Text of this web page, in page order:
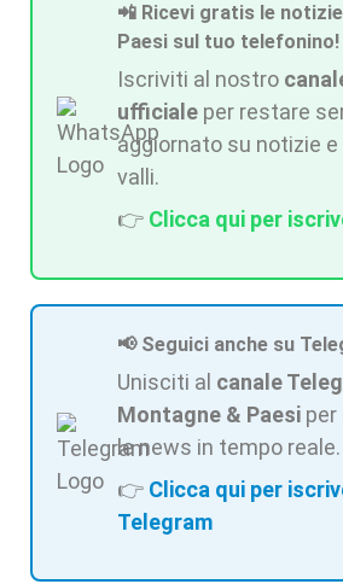
📲 Ricevi gratis le
Paesi sul tuo telefonino!
Iscriviti al nostro
ufficiale per restare
aggiornato su notizie
valli.
👉 Clicca qui per
📢 Seguici anche su
Unisciti al canale
Montagne & Paesi
le news in tempo reale.
👉 Clicca qui per
Telegram